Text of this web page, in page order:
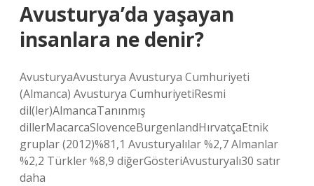
Avusturya’da yaşayan
insanlara ne denir?
AvusturyaAvusturya Avusturya Cumhuriyeti
(Almanca) Avusturya CumhuriyetiResmi
dil(ler)AlmancaTanınmış
dillerMacarcaSlovenceBurgenlandHırvatçaEtnik
gruplar (2012)%81,1 Avusturyalılar %2,7 Almanlar
%2,2 Türkler %8,9 diğerGösteriAvusturyalı30 satır
daha